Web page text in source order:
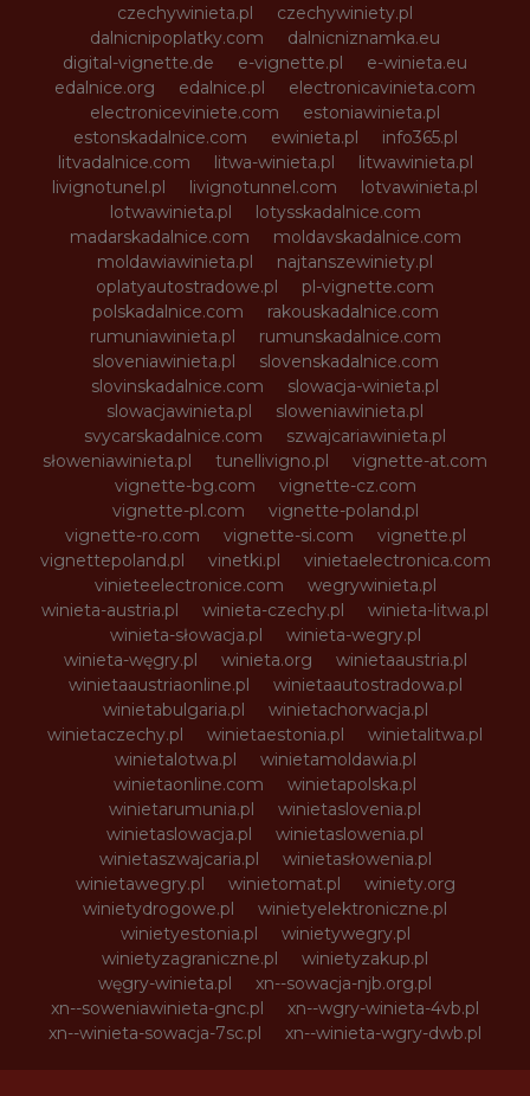
czechywinieta.pl
czechywiniety.pl
dalnicnipoplatky.com
dalnicniznamka.eu
digital-vignette.de
e-vignette.pl
e-winieta.eu
edalnice.org
edalnice.pl
electronicavinieta.com
electroniceviniete.com
estoniawinieta.pl
estonskadalnice.com
ewinieta.pl
info365.pl
litvadalnice.com
litwa-winieta.pl
litwawinieta.pl
livignotunel.pl
livignotunnel.com
lotvawinieta.pl
lotwawinieta.pl
lotysskadalnice.com
madarskadalnice.com
moldavskadalnice.com
moldawiawinieta.pl
najtanszewiniety.pl
oplatyautostradowe.pl
pl-vignette.com
polskadalnice.com
rakouskadalnice.com
rumuniawinieta.pl
rumunskadalnice.com
sloveniawinieta.pl
slovenskadalnice.com
slovinskadalnice.com
slowacja-winieta.pl
slowacjawinieta.pl
sloweniawinieta.pl
svycarskadalnice.com
szwajcariawinieta.pl
słoweniawinieta.pl
tunellivigno.pl
vignette-at.com
vignette-bg.com
vignette-cz.com
vignette-pl.com
vignette-poland.pl
vignette-ro.com
vignette-si.com
vignette.pl
vignettepoland.pl
vinetki.pl
vinietaelectronica.com
vinieteelectronice.com
wegrywinieta.pl
winieta-austria.pl
winieta-czechy.pl
winieta-litwa.pl
winieta-słowacja.pl
winieta-wegry.pl
winieta-węgry.pl
winieta.org
winietaaustria.pl
winietaaustriaonline.pl
winietaautostradowa.pl
winietabulgaria.pl
winietachorwacja.pl
winietaczechy.pl
winietaestonia.pl
winietalitwa.pl
winietalotwa.pl
winietamoldawia.pl
winietaonline.com
winietapolska.pl
winietarumunia.pl
winietaslovenia.pl
winietaslowacja.pl
winietaslowenia.pl
winietaszwajcaria.pl
winietasłowenia.pl
winietawegry.pl
winietomat.pl
winiety.org
winietydrogowe.pl
winietyelektroniczne.pl
winietyestonia.pl
winietywegry.pl
winietyzagraniczne.pl
winietyzakup.pl
węgry-winieta.pl
xn--sowacja-njb.org.pl
xn--soweniawinieta-gnc.pl
xn--wgry-winieta-4vb.pl
xn--winieta-sowacja-7sc.pl
xn--winieta-wgry-dwb.pl